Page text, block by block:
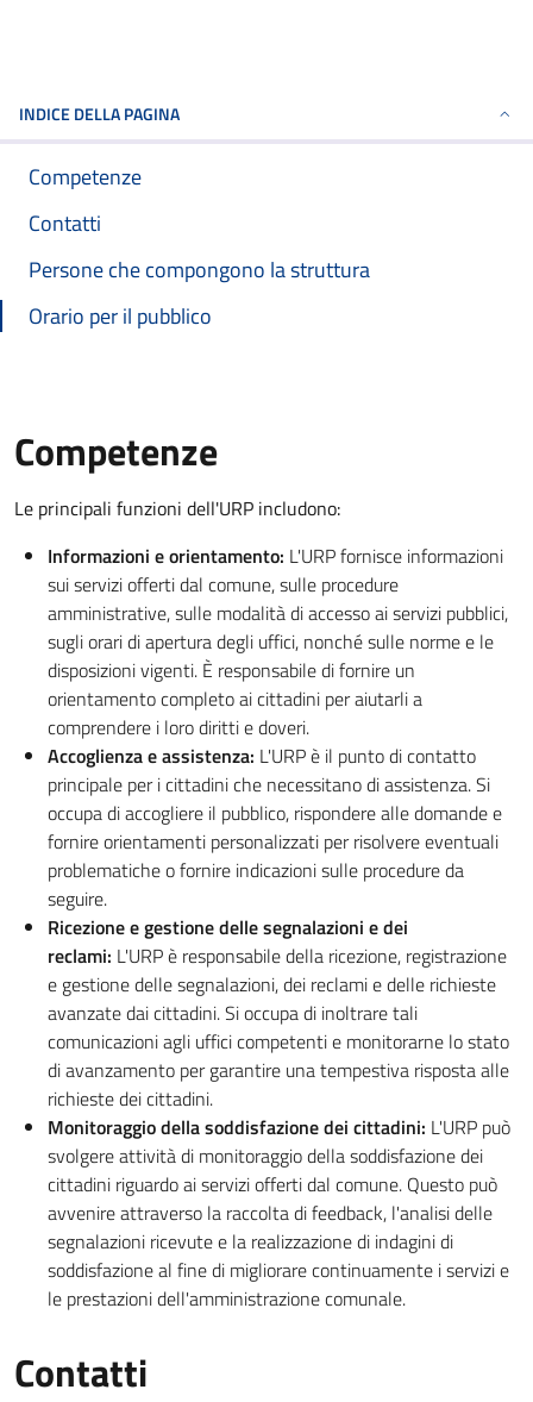
INDICE DELLA PAGINA
Competenze
Contatti
Persone che compongono la struttura
Orario per il pubblico
Competenze
Le principali funzioni dell'URP includono:
Informazioni e orientamento: L'URP fornisce informazioni
sui servizi offerti dal comune, sulle procedure
amministrative, sulle modalità di accesso ai servizi pubblici,
sugli orari di apertura degli uffici, nonché sulle norme e le
disposizioni vigenti. È responsabile di fornire un
orientamento completo ai cittadini per aiutarli a
comprendere i loro diritti e doveri.
Accoglienza e assistenza: L'URP è il punto di contatto
principale per i cittadini che necessitano di assistenza. Si
occupa di accogliere il pubblico, rispondere alle domande e
fornire orientamenti personalizzati per risolvere eventuali
problematiche o fornire indicazioni sulle procedure da
seguire.
Ricezione e gestione delle segnalazioni e dei
reclami: L'URP è responsabile della ricezione, registrazione
e gestione delle segnalazioni, dei reclami e delle richieste
avanzate dai cittadini. Si occupa di inoltrare tali
comunicazioni agli uffici competenti e monitorarne lo stato
di avanzamento per garantire una tempestiva risposta alle
richieste dei cittadini.
Monitoraggio della soddisfazione dei cittadini: L'URP può
svolgere attività di monitoraggio della soddisfazione dei
cittadini riguardo ai servizi offerti dal comune. Questo può
avvenire attraverso la raccolta di feedback, l'analisi delle
segnalazioni ricevute e la realizzazione di indagini di
soddisfazione al fine di migliorare continuamente i servizi e
le prestazioni dell'amministrazione comunale.
Contatti